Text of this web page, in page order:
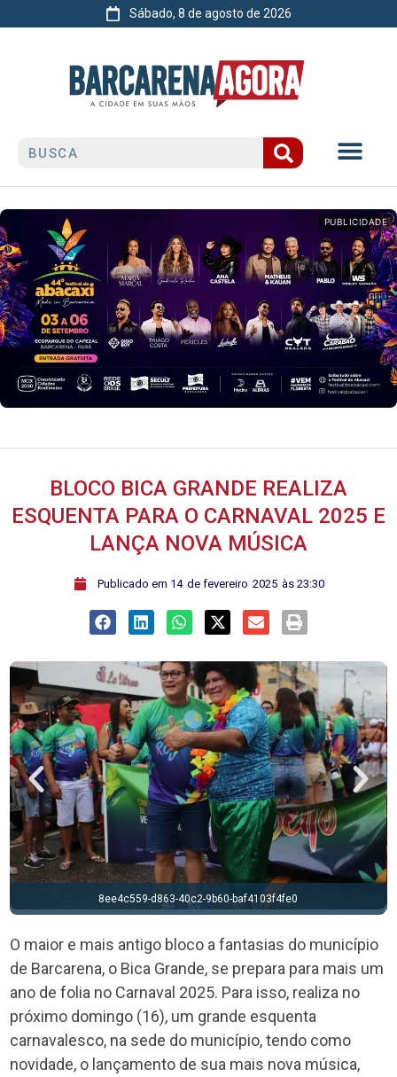
Sábado, 8 de agosto de 2026
PUBLICIDADE
BLOCO BICA GRANDE REALIZA
ESQUENTA PARA O CARNAVAL 2025 E
LANÇA NOVA MÚSICA
ﾠPublicado em 14 de fevereiro 2025 às 23:30
0da2b9f0-e64d-4016-b0be-
O maior e mais antigo bloco a fantasias do município
de Barcarena, o Bica Grande, se prepara para mais um
ano de folia no Carnaval 2025. Para isso, realiza no
próximo domingo (16), um grande esquenta
carnavalesco, na sede do município, tendo como
novidade, o lançamento de sua mais nova música,